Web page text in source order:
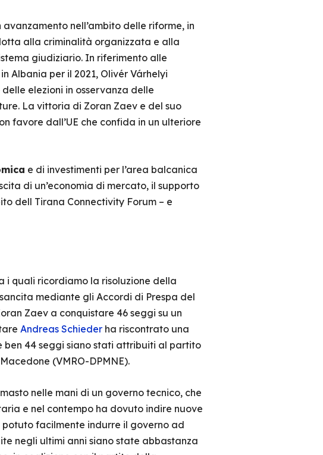
nell’ambito delle riforme, in
alla criminalità organizzata e alla
giudiziario. In riferimento alle
Albania per il 2021, Olivér Várhelyi
elezioni in osservanza delle
La vittoria di Zoran Zaev e del suo
favore dall’UE che confida in un ulteriore
e di investimenti per l’area balcanica
di un’economia di mercato, il supporto
dell Tirana Connectivity Forum – e
i quali ricordiamo la risoluzione della
mediante gli Accordi di Prespa del
Zaev a conquistare 46 seggi su un
Andreas Schiederha riscontrato una
ben 44 seggi siano stati attribuiti al partito
(VMRO-DPMNE).
nelle mani di un governo tecnico, che
e nel contempo ha dovuto indire nuove
facilmente indurre il governo ad
negli ultimi anni siano state abbastanza